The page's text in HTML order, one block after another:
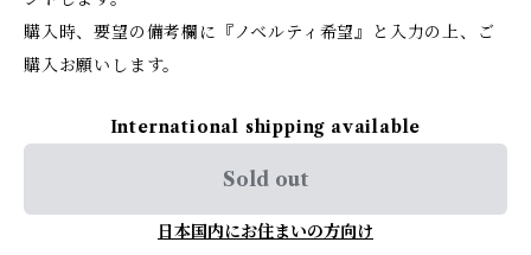
購入時、要望の備考欄に『ノベルティ希望』と入力の上、ご
購入お願いします。
International shipping available
Sold out
日本国内にお住まいの方向け